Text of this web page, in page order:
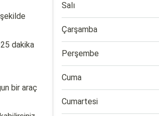
dakika
bir araç
Salı
Çarşamba
Perşembe
Cuma
Cumartesi